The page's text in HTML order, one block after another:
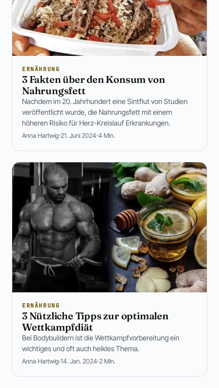
ERNÄHRUNG
3 Fakten über den Konsum von
Nahrungsfett
Nachdem im 20. Jahrhundert eine Sintflut von Studien
veröffentlicht wurde, die Nahrungsfett mit einem
höheren Risiko für Herz-Kreislauf Erkrankungen.
Anna Hartwig 21. Juni 2024 4 Min.
ERNÄHRUNG
3 Nützliche Tipps zur optimalen
Wettkampfdiät
Bei Bodybuildern ist die Wettkampfvorbereitung ein
wichtiges und oft auch heikles Thema.
Anna Hartwig 14. Jan. 2024 2 Min.